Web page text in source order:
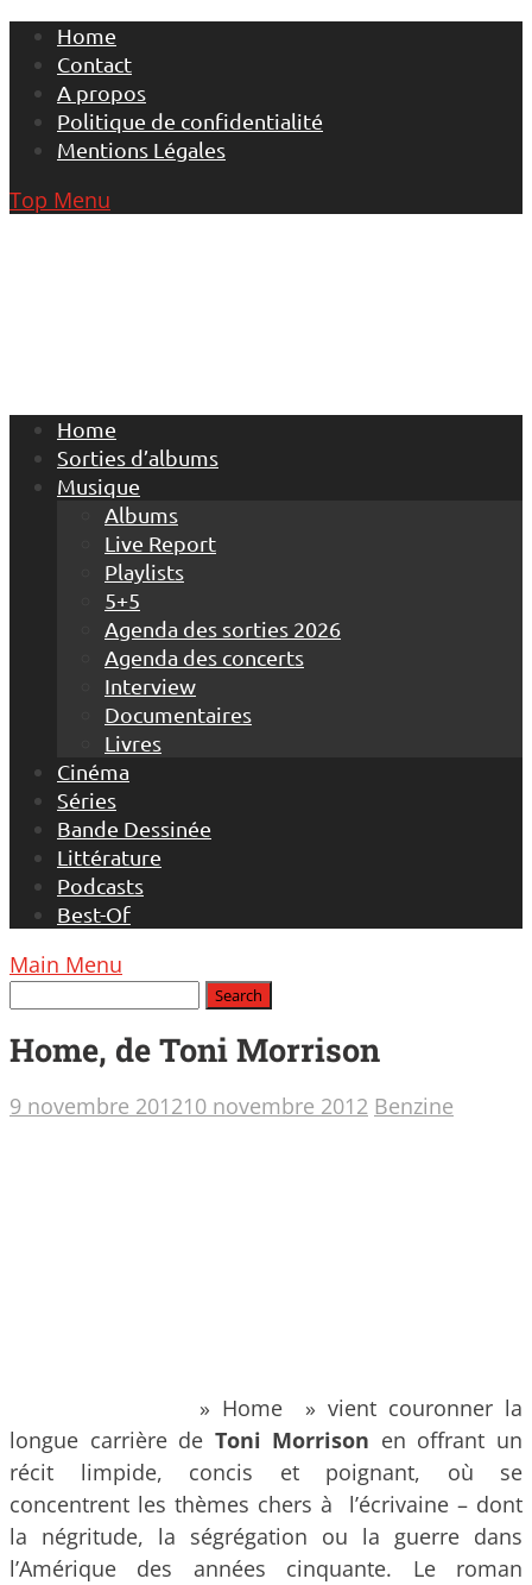
Skip
content
Home
Contact
A propos
Politique de confidentialité
Mentions Légales
Top Menu
Home
Sorties d’albums
Musique
Albums
Live Report
Playlists
5+5
Agenda des sorties 2026
Agenda des concerts
Interview
Documentaires
Livres
Cinéma
Séries
Bande Dessinée
Littérature
Podcasts
Best-Of
Main Menu
Home, de Toni Morrison
9 novembre 201210 novembre 2012 Benzine
» Home » vient couronner la
longue carrière de Toni Morrison en offrant un
récit limpide, concis et poignant, où se
concentrent les thèmes chers à l’écrivaine – dont
la négritude, la ségrégation ou la guerre dans
l’Amérique des années cinquante. Le roman